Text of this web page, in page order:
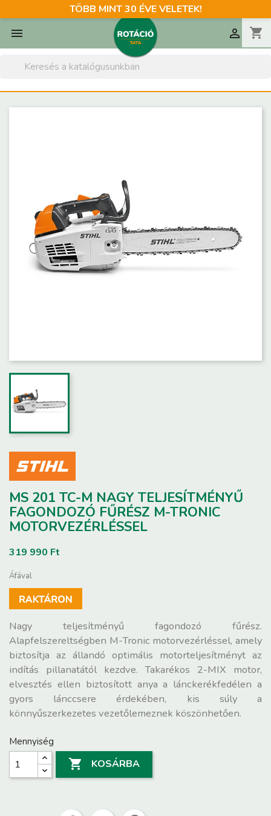
TÖBB MINT 30 ÉVE VELETEK!
 shopping_cart

MS 201 TC-M NAGY TELJESÍTMÉNYŰ
FAGONDOZÓ FŰRÉSZ M-TRONIC
MOTORVEZÉRLÉSSEL
319 990 Ft
Áfával
Nagy teljesítményű fagondozó fűrész.
Alapfelszereltségben M-Tronic motorvezérléssel, amely
biztosítja az állandó optimális motorteljesítményt az
indítás pillanatától kezdve. Takarékos 2-MIX motor,
elvesztés ellen biztosított anya a lánckerékfedélen a
gyors lánccsere érdekében, kis súly a
könnyűszerkezetes vezetőlemeznek köszönhetően.
Mennyiség
 KOSÁRBA